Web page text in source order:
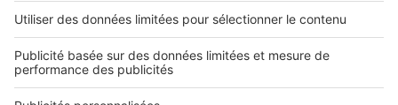
Rechercher une annonce par sa référence ?